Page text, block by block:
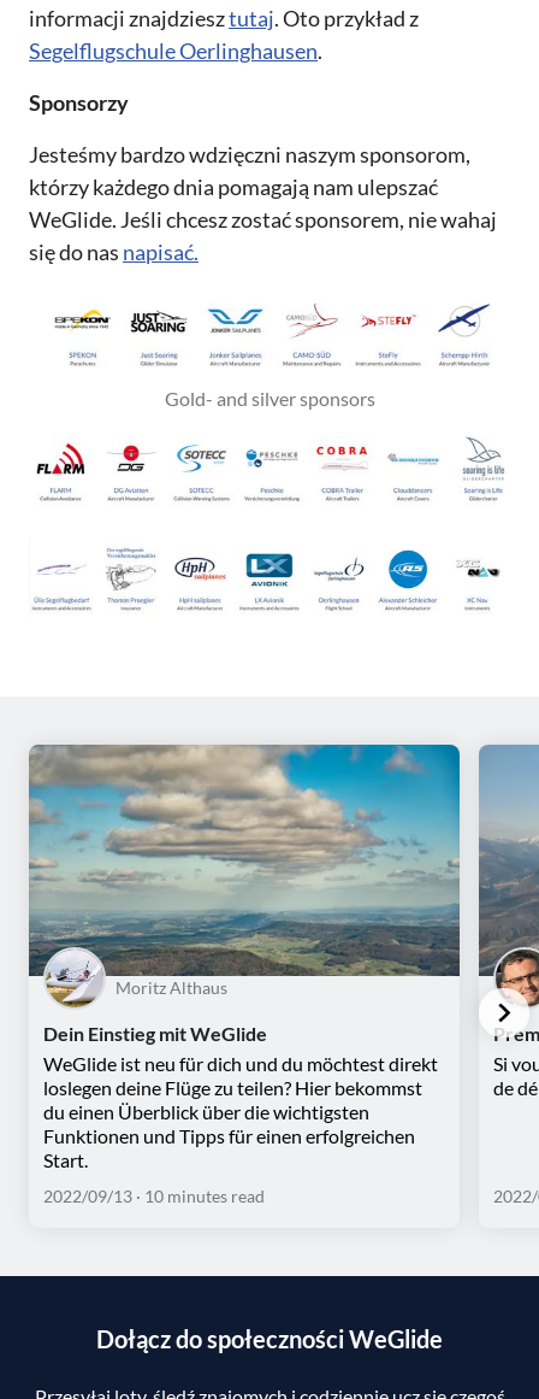
informacji znajdziesztutaj. Oto przykład z
Segelflugschule Oerlinghausen.
Sponsorzy
Jesteśmy bardzo wdzięczni naszym sponsorom,
którzy każdego dnia pomagają nam ulepszać
WeGlide. Jeśli chcesz zostać sponsorem, nie wahaj
się do nas napisać.
Gold- and silver sponsors
Moritz Althaus
Dein Einstieg mit WeGlide
WeGlide ist neu für dich und du möchtest direkt
loslegen deine Flüge zu teilen? Hier bekommst
du einen Überblick über die wichtigsten
Funktionen und Tipps für einen erfolgreichen
Start.
2022/09/13 · 10 minutes read
Si
de
Dołącz do społeczności WeGlide